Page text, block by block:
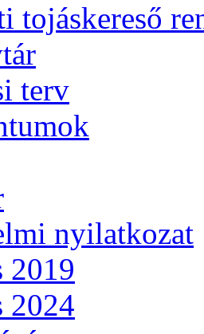
tojáskereső
terv
nyilatkozat
2019
2024